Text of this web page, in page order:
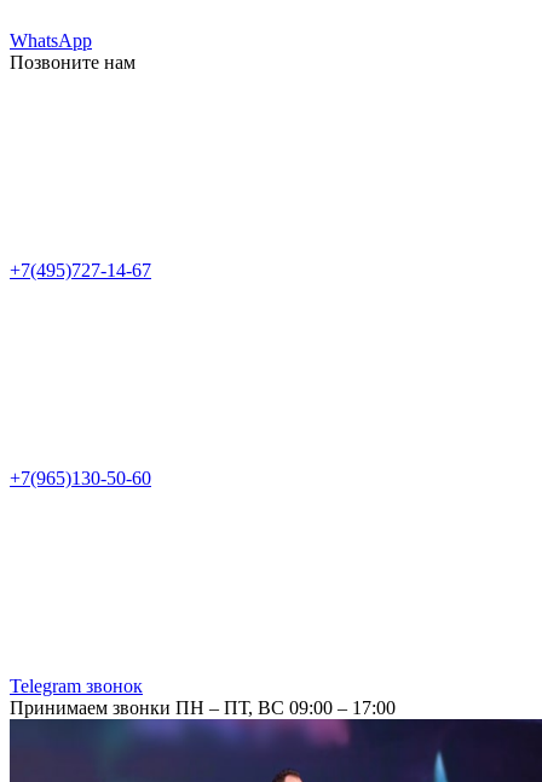
WhatsApp
Позвоните нам
+7(495)727-14-67
+7(965)130-50-60
Telegram звонок
Принимаем звонки ПН – ПТ, ВС 09:00 – 17:00